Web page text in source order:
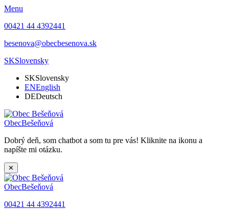
Menu
00421 44 4392441
besenova@obecbesenova.sk
SKSlovensky
SKSlovensky
ENEnglish
DEDeutsch
ObecBešeňová
Dobrý deň, som chatbot a som tu pre vás! Kliknite na ikonu a
napíšte mi otázku.
✕
ObecBešeňová
00421 44 4392441